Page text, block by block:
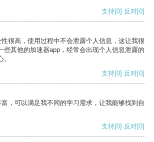
支持[0] 反对[0]
很高，使用过程中不会泄露个人信息，这让我很
些其他的加速器app，经常会出现个人信息泄露的
支持[0] 反对[0]
，可以满足我不同的学习需求，让我能够找到自
支持[0] 反对[0]